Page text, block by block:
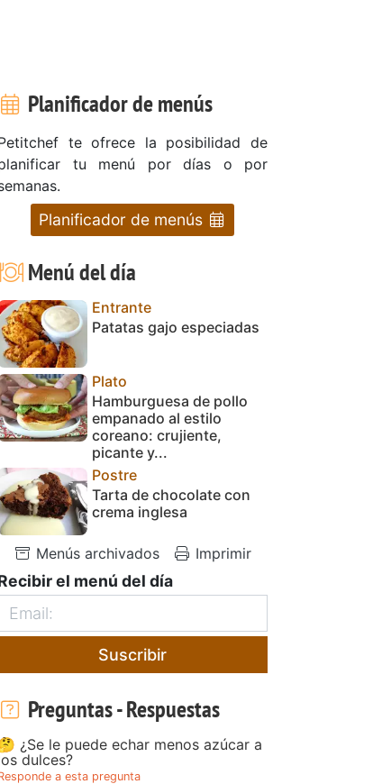
Planificador de menús
te ofrece la posibilidad de
tu menú por días o por
Planificador de menús
Menú del día
Entrante
Patatas gajo especiadas
Plato
Hamburguesa de pollo
empanado al estilo
coreano: crujiente,
picante y...
Postre
Tarta de chocolate con
crema inglesa
Menús archivados Imprimir
el menú del día
Suscribir
Preguntas - Respuestas
¿Se le puede echar menos azúcar a
dulces?
a esta pregunta